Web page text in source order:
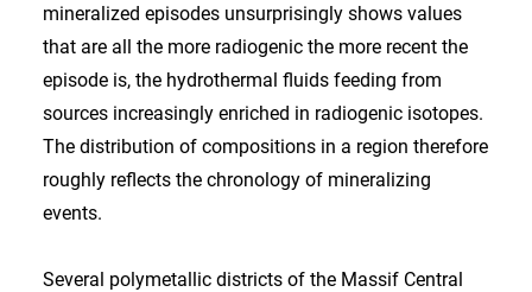
mineralized episodes unsurprisingly shows values
that are all the more radiogenic the more recent the
episode is, the hydrothermal fluids feeding from
sources increasingly enriched in radiogenic isotopes.
The distribution of compositions in a region therefore
roughly reflects the chronology of mineralizing
events.
Several polymetallic districts of the Massif Central